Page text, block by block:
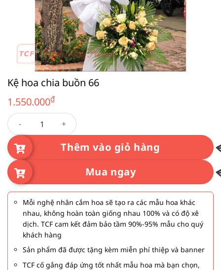
Kệ hoa chia buồn 66
1.550.000₫
Kệ hoa chia buồn 66 số lượng
Thêm vào giỏ hàng
Mua ngay
Mỗi nghệ nhân cắm hoa sẽ tạo ra các mẫu hoa khác
nhau, không hoàn toàn giống nhau 100% và có độ xê
dịch. TCF cam kết đảm bảo tầm 90%-95% mẫu cho quý
khách hàng
Sản phẩm đã được tặng kèm miễn phí thiệp và banner
TCF cố gắng đáp ứng tốt nhất mẫu hoa mà bạn chọn,